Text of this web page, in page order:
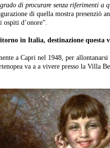
di procurare senza riferimenti a
di quella mostra presenziò
d’onore”.
in Italia, destinazione questa
a Capri nel 1948, per
va a a vivere presso la Villa